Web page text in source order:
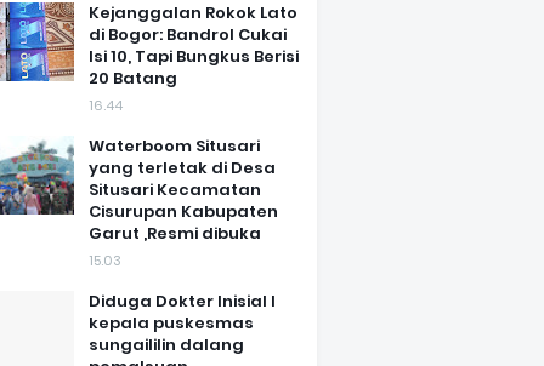
Kejanggalan Rokok Lato
di Bogor: Bandrol Cukai
Isi 10, Tapi Bungkus Berisi
20 Batang
16.44
Waterboom Situsari
yang terletak di Desa
Situsari Kecamatan
Cisurupan Kabupaten
Garut ,Resmi dibuka
15.03
Diduga Dokter Inisial I
kepala puskesmas
sungaililin dalang